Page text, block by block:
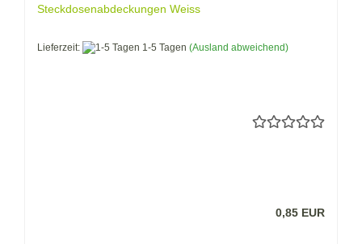
Steckdosenabdeckungen Weiss
Lieferzeit: 1-5 Tagen (Ausland abweichend)
0,85 EUR